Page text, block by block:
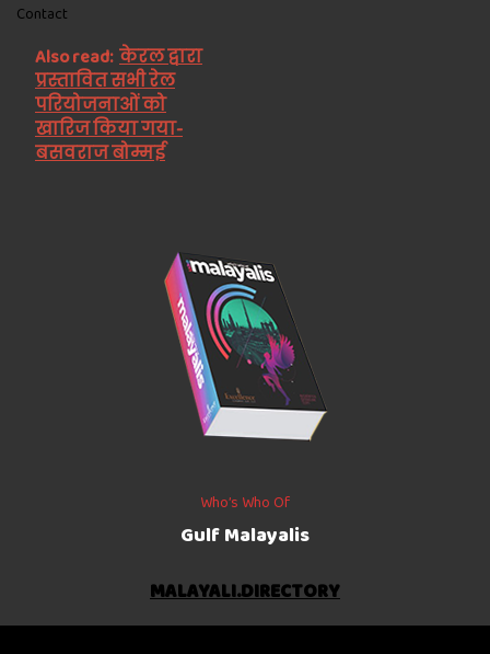
Contact
Also read: केरल द्वारा
प्रस्तावित सभी रेल
परियोजनाओं को
खारिज किया गया-
बसवराज बोम्मई
Who’s Who Of
Gulf Malayalis
MALAYALI.DIRECTORY